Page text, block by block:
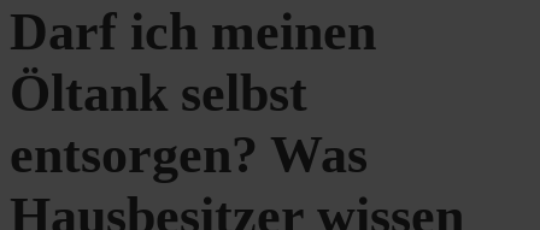
Darf ich meinen
Öltank selbst
entsorgen? Was
Hausbesitzer wissen